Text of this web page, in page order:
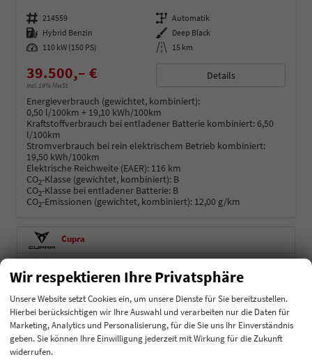
Fahrzeugnummer 214559 Getriebe Automatik
Kraftstoff Hybrid Benzin Außenfarbe Deep Black
Leistung 110 kW (150 PS) Kilometerstand 15 km
39.500,– €
incl. 19% MwSt.
Details
Energieverbrauch (gewichtet, kombiniert):
0,50 l/100km + 19,10 kWh/100km
Kraftstoffverbrauch bei entladener Batterie kombiniert:6,50
l/100km
Stromverbrauch bei rein elektrischem Betrieb kombiniert:
19,50 kWh/100km
Elektrische Reichweite (EAER): 116 km
CO2-Klasse (gewichtet, kombiniert): B
CO2-Klasse bei entladener Batterie: B
CO2-Emissionen (gewichtet, kombiniert): 12,00 g/km
Cupra
Hyundai
Kia
Wir respektieren Ihre Privatsphäre
Unsere Website setzt Cookies ein, um unsere Dienste für Sie bereitzustellen.
Hierbei berücksichtigen wir Ihre Auswahl und verarbeiten nur die Daten für
Marketing, Analytics und Personalisierung, für die Sie uns Ihr Einverständnis
geben. Sie können Ihre Einwilligung jederzeit mit Wirkung für die Zukunft
widerrufen.